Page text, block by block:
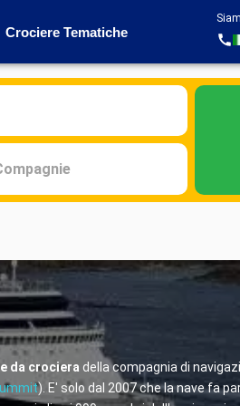
Crociere Tematiche
da crociera della compagnia di
). E' solo dal 2007 che la nave fa